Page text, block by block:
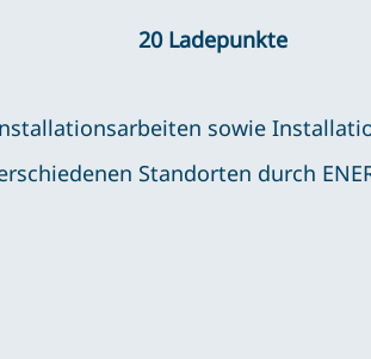
20 Ladepunkte
sowie
Standorten durch